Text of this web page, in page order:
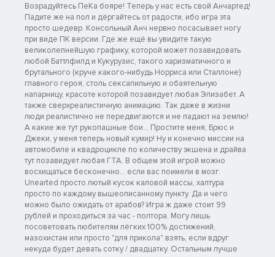
Возрадуйтесь ПеКа бояре! Теперь у нас есть свой Анчартед!
Падите же на пол и дёргайтесь от радости, ибо игра эта
просто шедевр. Консольный Анч нервно посасывает ногу
при виде ПК версии. Где же ещё вы увидите такую
великолепнейшую графику, которой может позавидовать
любой Баттлфилд и Кукурузис, такого харизматичного и
брутального (круче какого-нибудь Норриса или Сталлоне)
главного героя, столь сексапильную и обаятельную
напарницу, красоте которой позавидует любая Элизабет. А
также сверхреалистичную анимацию. Так даже в жизни
люди реалистично не передвигаются и не падают на землю!
А какие же тут рукопашные бои... Простите меня, Брюс и
Джеки, у меня теперь новый кумир! Ну и конечно миссии на
автомобиле и квадроцикле по количеству экшена и драйва
тут позавидует любая ГТА. В общем этой игрой можно
восхищаться бесконечно... если вас поимели в мозг.
Unearted просто лютый кусок каловой массы, халтура
просто по каждому вышеописанному пункту. Да и чего
можно было ожидать от арабов? Игра ж даже стоит 99
рублей и проходиться за час - полтора. Могу лишь
посоветовать любителям лёгких 100% достижений,
мазохистам или просто "для прикола" взять, если вдруг
некуда будет девать сотку / двадцатку. Остальным лучше